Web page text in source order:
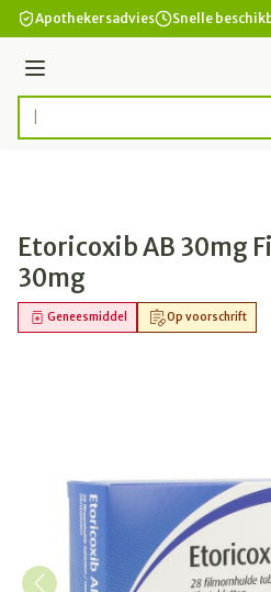
Ga naar de inhoud
Apothekersadvies Snelle
Menu
Product, merk, categorie...
Etoricoxib AB 30mg
30mg
Op voorschrift
Geneesmiddel